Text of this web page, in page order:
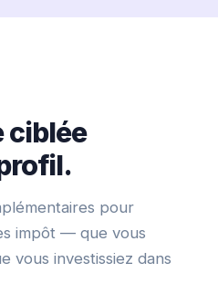
ciblée
pour
impôt — que vous
vous investissiez dans